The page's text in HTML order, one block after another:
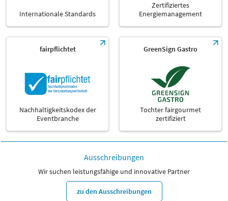
Internationale Standards
Zertifiziertes
Energiemanagement
fairpflichtet
Nachhaltigkeitskodex der
Eventbranche
GreenSign Gastro
Tochter fairgourmet
zertifiziert
Ausschreibungen
Wir suchen leistungsfähige und innovative Partner
zu den Ausschreibungen